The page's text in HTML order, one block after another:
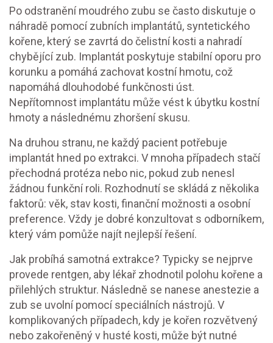
Po odstranění moudrého zubu se často diskutuje o
náhradě pomocízubních implantátů, syntetického
kořene, který se zavrtá do čelistní kosti a nahradí
chybějící zub. Implantát poskytuje stabilní oporu pro
korunku a pomáhá zachovat kostní hmotu, což
napomáhá dlouhodobé funkčnosti úst.
Nepřítomnost implantátu může vést k úbytku kostní
hmoty a následnému zhoršení skusu.
Na druhou stranu, ne každý pacient potřebuje
implantát hned po extrakci. V mnoha případech stačí
přechodná protéza nebo nic, pokud zub nenesl
žádnou funkční roli. Rozhodnutí se skládá z několika
faktorů: věk, stav kosti, finanční možnosti a osobní
preference. Vždy je dobré konzultovat s odborníkem,
který vám pomůže najít nejlepší řešení.
Jak probíhá samotná extrakce? Typicky se nejprve
provede rentgen, aby lékař zhodnotil polohu kořene a
přilehlých struktur. Následně se nanese anestezie a
zub se uvolní pomocí speciálních nástrojů. V
komplikovaných případech, kdy je kořen rozvětvený
nebo zakořeněný v husté kosti, může být nutné